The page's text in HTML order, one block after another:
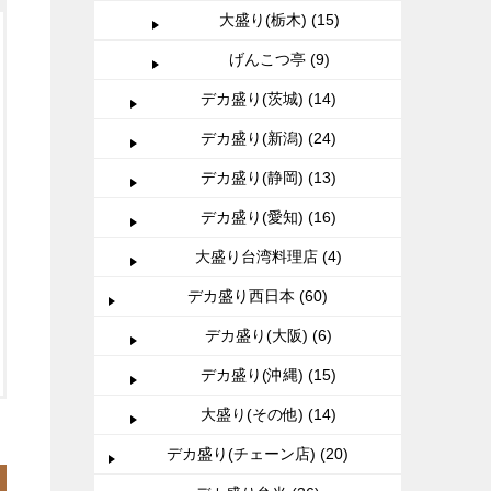
大盛り(栃木) (15)
げんこつ亭 (9)
デカ盛り(茨城) (14)
デカ盛り(新潟) (24)
デカ盛り(静岡) (13)
デカ盛り(愛知) (16)
大盛り台湾料理店 (4)
デカ盛り西日本 (60)
デカ盛り(大阪) (6)
デカ盛り(沖縄) (15)
大盛り(その他) (14)
デカ盛り(チェーン店) (20)